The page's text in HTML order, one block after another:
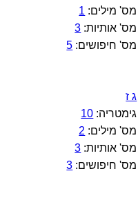
מס' מילים: 1
מס' אותיות: 3
מס' חיפושים: 5
ג ז
גימטריה: 10
מס' מילים: 2
מס' אותיות: 3
מס' חיפושים: 3